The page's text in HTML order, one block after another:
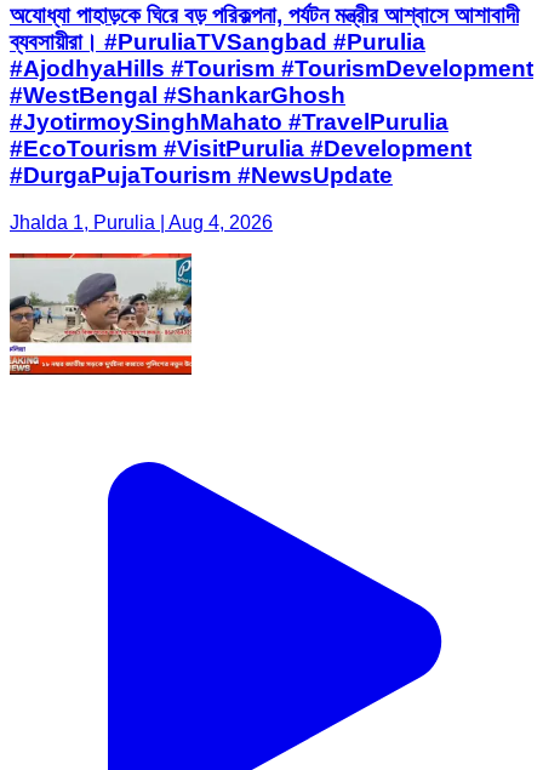
অযোধ্যা পাহাড়কে ঘিরে বড় পরিকল্পনা, পর্যটন মন্ত্রীর আশ্বাসে আশাবাদী
ব্যবসায়ীরা। #PuruliaTVSangbad #Purulia
#AjodhyaHills #Tourism #TourismDevelopment
#WestBengal #ShankarGhosh
#JyotirmoySinghMahato #TravelPurulia
#EcoTourism #VisitPurulia #Development
#DurgaPujaTourism #NewsUpdate
Jhalda 1, Purulia | Aug 4, 2026